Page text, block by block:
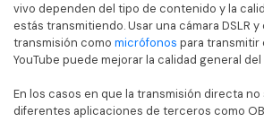
vivo dependen del tipo de contenido y la
estás transmitiendo. Usar una cámara DSLR
transmisión como micrófonos para transmitir
YouTube puede mejorar la calidad general del
En los casos en que la transmisión directa no
diferentes aplicaciones de terceros como